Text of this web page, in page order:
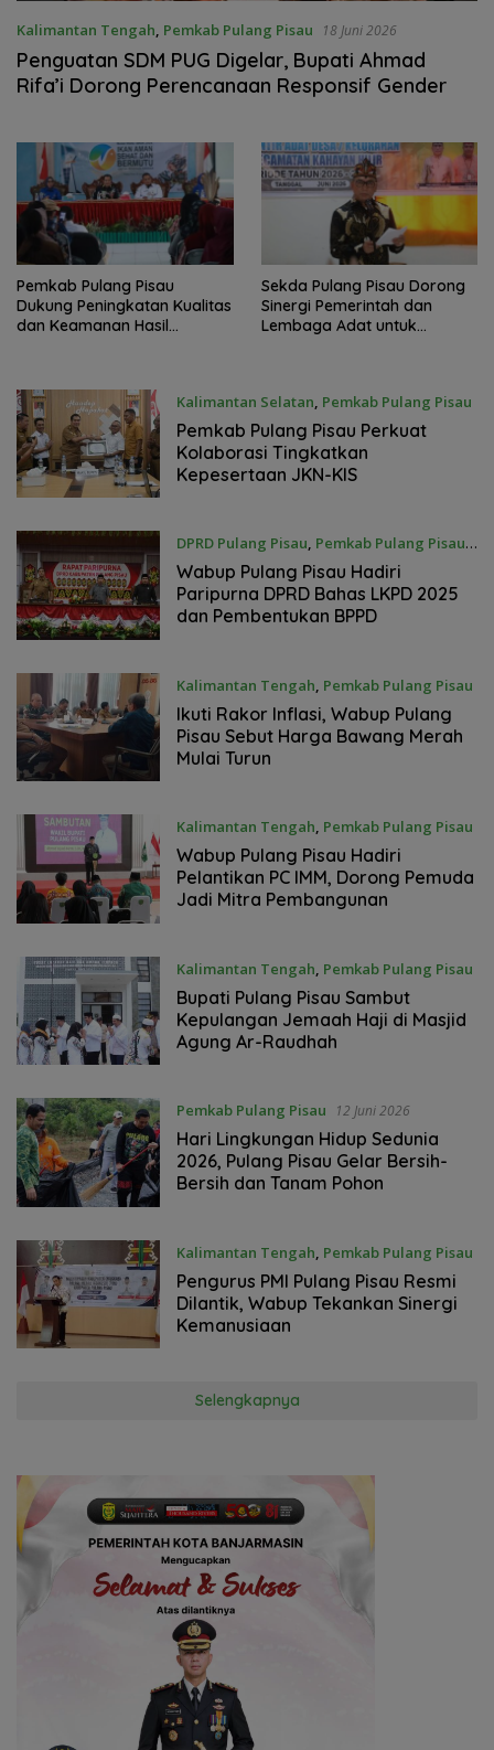
Kalimantan Tengah, Pemkab Pulang Pisau 18 Juni 2026
Penguatan SDM PUG Digelar, Bupati Ahmad
Rifa’i Dorong Perencanaan Responsif Gender
Pemkab Pulang Pisau
Dukung Peningkatan Kualitas
dan Keamanan Hasil
Sekda Pulang Pisau Dorong
Sinergi Pemerintah dan
Lembaga Adat untuk
Kalimantan Selatan, Pemkab Pulang Pisau
16 Juni 2026
Pemkab Pulang Pisau Perkuat
Kolaborasi Tingkatkan
Kepesertaan JKN-KIS
DPRD Pulang Pisau, Pemkab Pulang Pisau
16 Juni 2026
Wabup Pulang Pisau Hadiri
Paripurna DPRD Bahas LKPD 2025
dan Pembentukan BPPD
Kalimantan Tengah, Pemkab Pulang Pisau
15 Juni 2026
Ikuti Rakor Inflasi, Wabup Pulang
Pisau Sebut Harga Bawang Merah
Mulai Turun
Kalimantan Tengah, Pemkab Pulang Pisau
14 Juni 2026
Wabup Pulang Pisau Hadiri
Pelantikan PC IMM, Dorong Pemuda
Jadi Mitra Pembangunan
Kalimantan Tengah, Pemkab Pulang Pisau
12 Juni 2026
Bupati Pulang Pisau Sambut
Kepulangan Jemaah Haji di Masjid
Agung Ar-Raudhah
Pemkab Pulang Pisau 12 Juni 2026
Hari Lingkungan Hidup Sedunia
2026, Pulang Pisau Gelar Bersih-
Bersih dan Tanam Pohon
Kalimantan Tengah, Pemkab Pulang Pisau
11 Juni 2026
Pengurus PMI Pulang Pisau Resmi
Dilantik, Wabup Tekankan Sinergi
Kemanusiaan
Selengkapnya